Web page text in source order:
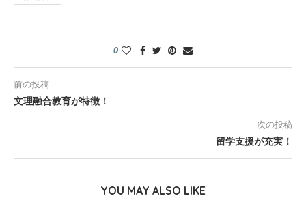
0
前の投稿
文理融合教育が特徴！
次の投稿
留学支援が充実！
YOU MAY ALSO LIKE